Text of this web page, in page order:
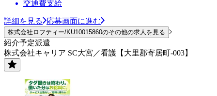
交通費支給
詳細を見る 応募画面に進む
株式会社ロフティー/KU10015860のその他の求人を見る
紹介予定派遣
株式会社キャリア SC大宮／看護【大里郡寄居町-003】